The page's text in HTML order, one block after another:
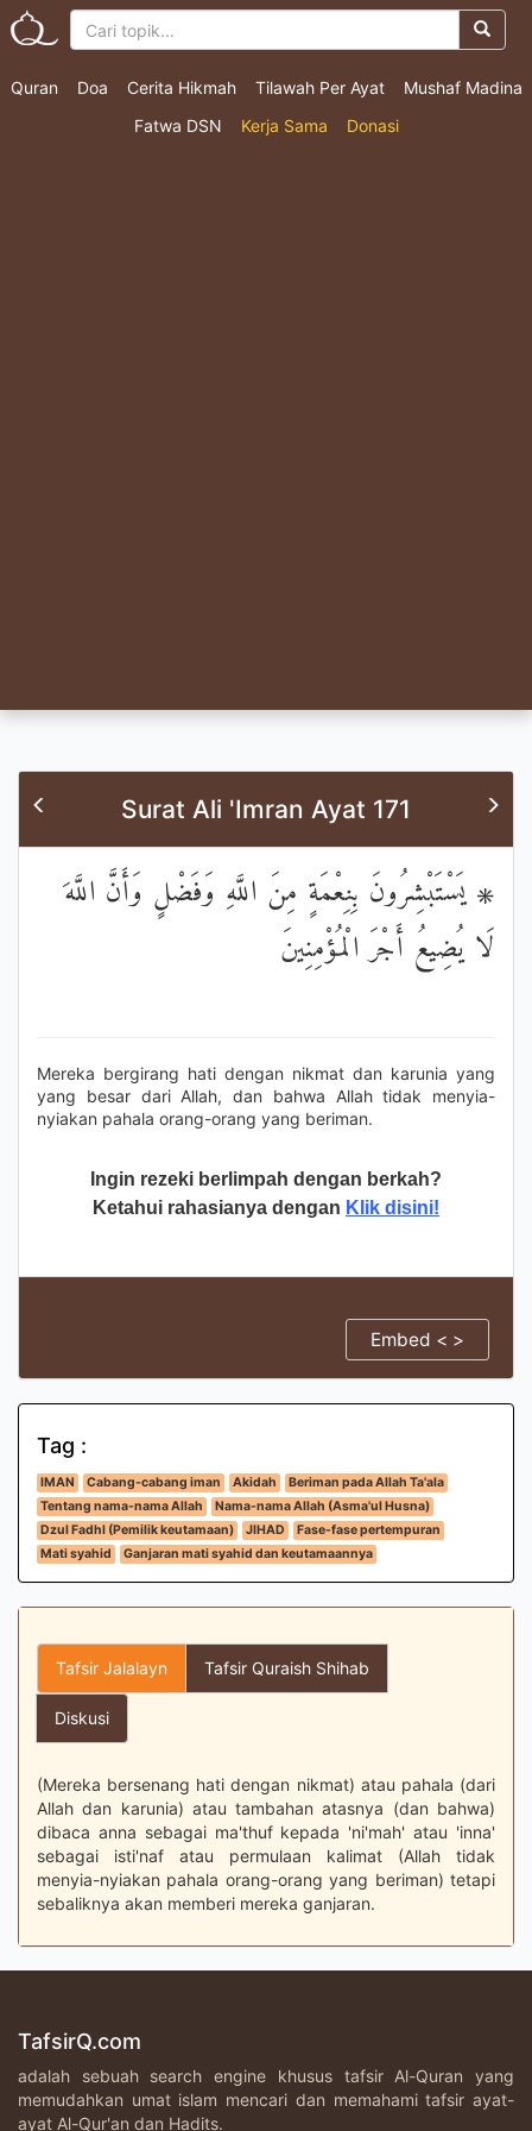
Quran Doa Cerita Hikmah Tilawah Per Ayat
Mushaf Madina
Fatwa DSN
Kerja Sama Donasi
Surat Ali 'Imran Ayat 171
۞ يَسْتَبْشِرُونَ بِنِعْمَةٍ مِنَ اللَّهِ وَفَضْلٍ وَأَنَّ اللَّهَ
لَا يُضِيعُ أَجْرَ الْمُؤْمِنِينَ
Mereka bergirang hati dengan nikmat dan karunia yang
yang besar dari Allah, dan bahwa Allah tidak menyia-
nyiakan pahala orang-orang yang beriman.
Ingin rezeki berlimpah dengan berkah?
Ketahui rahasianya dengan Klik disini!
Embed < >
Tag :
IMAN Cabang-cabang iman Akidah
Beriman pada Allah Ta'ala
Tentang nama-nama Allah
Nama-nama Allah (Asma'ul Husna)
Dzul Fadhl (Pemilik keutamaan)
JIHAD
Fase-fase pertempuran
Mati syahid
Ganjaran mati syahid dan keutamaannya
Tafsir Jalalayn Tafsir Quraish Shihab
Diskusi
(Mereka bersenang hati dengan nikmat) atau pahala (dari
Allah dan karunia) atau tambahan atasnya (dan bahwa)
dibaca anna sebagai ma'thuf kepada 'ni'mah' atau 'inna'
sebagai isti'naf atau permulaan kalimat (Allah tidak
menyia-nyiakan pahala orang-orang yang beriman) tetapi
sebaliknya akan memberi mereka ganjaran.
TafsirQ.com
adalah sebuah search engine khusus tafsir Al-Quran yang
memudahkan umat islam mencari dan memahami tafsir ayat-
ayat Al-Qur'an dan Hadits.